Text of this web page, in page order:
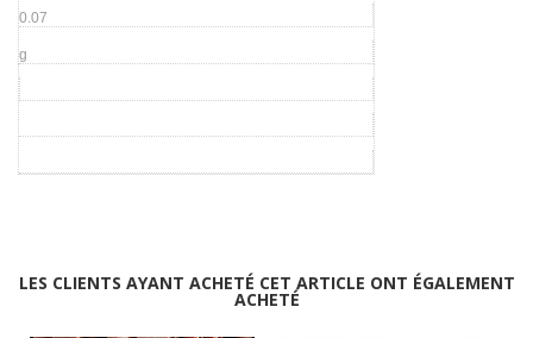
0.07
g
LES CLIENTS AYANT ACHETÉ CET ARTICLE ONT ÉGALEMENT
ACHETÉ